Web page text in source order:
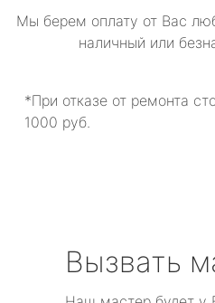
Мы берем оплату от Вас
наличный или
*При отказе от ремонта
1000 руб.
Вызвать